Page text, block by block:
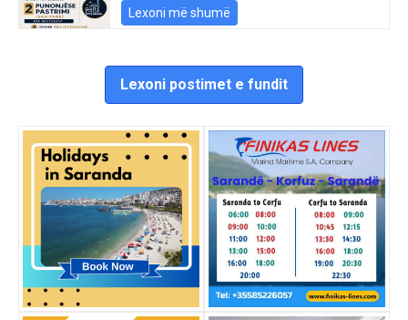
Lexoni më shumë
Lexoni postimet e fundit